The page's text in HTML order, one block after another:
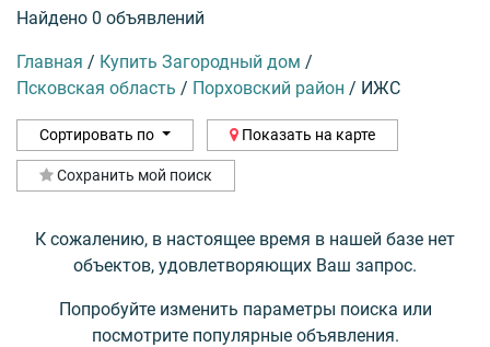
Найдено 0 объявлений
Главная / Купить Загородный дом /
Псковская область / Порховский район / ИЖС
Сортировать по Показать на карте
Сохранить мой поиск
К сожалению, в настоящее время в нашей базе нет
объектов, удовлетворяющих Ваш запрос.
Попробуйте изменить параметры поиска или
посмотрите популярные объявления.